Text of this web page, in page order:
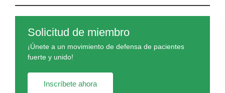
Solicitud de miembro
¡Únete a un movimiento de defensa de pacientes
fuerte y unido!
Inscríbete ahora